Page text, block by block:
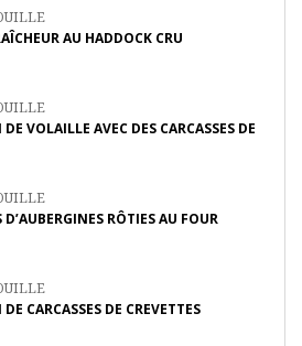
AU HADDOCK CRU
VOLAILLE AVEC DES CARCASSES DE
D’AUBERGINES RÔTIES AU FOUR
CARCASSES DE CREVETTES